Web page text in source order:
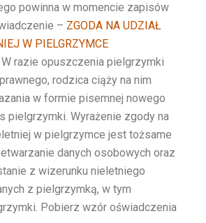
powinna w momencie zapisów
– ZGODA NA UDZIAŁ
W PIELGRZYMCE
W razie opuszczenia pielgrzymki
rodzica ciąży na nim
w formie pisemnej nowego
pielgrzymki. Wyrażenie zgody na
w pielgrzymce jest tożsame
danych osobowych oraz
z wizerunku nieletniego
z pielgrzymką, w tym
Pobierz wzór oświadczenia